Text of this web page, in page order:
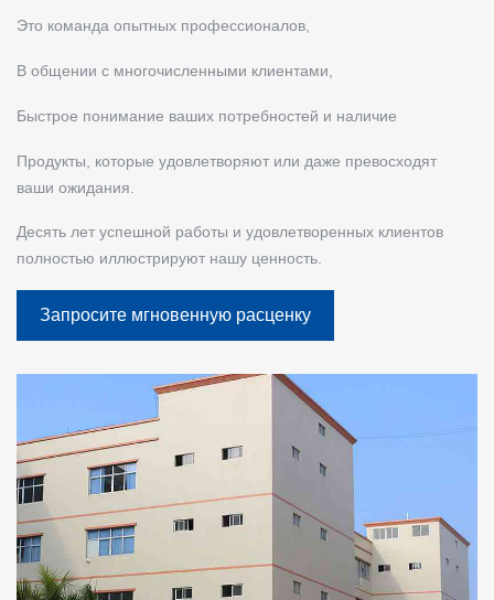
Это команда опытных профессионалов,
В общении с многочисленными клиентами,
Быстрое понимание ваших потребностей и наличие
Продукты, которые удовлетворяют или даже превосходят
ваши ожидания.
Десять лет успешной работы и удовлетворенных клиентов
полностью иллюстрируют нашу ценность.
Запросите мгновенную расценку